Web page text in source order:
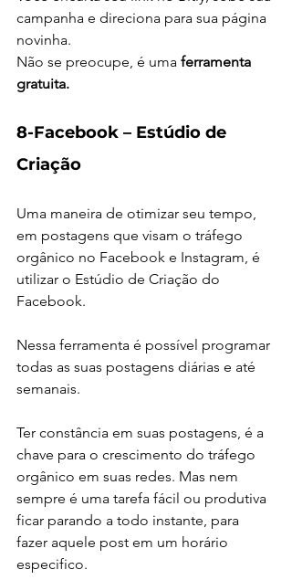
campanha e direciona para sua página
novinha.
Não se preocupe, é uma ferramenta
gratuita.
8-Facebook – Estúdio de
Criação
Uma maneira de otimizar seu tempo,
em postagens que visam o tráfego
orgânico no Facebook e Instagram, é
utilizar o Estúdio de Criação do
Facebook.
Nessa ferramenta é possível programar
todas as suas postagens diárias e até
semanais.
Ter constância em suas postagens, é a
chave para o crescimento do tráfego
orgânico em suas redes. Mas nem
sempre é uma tarefa fácil ou produtiva
ficar parando a todo instante, para
fazer aquele post em um horário
especifico.